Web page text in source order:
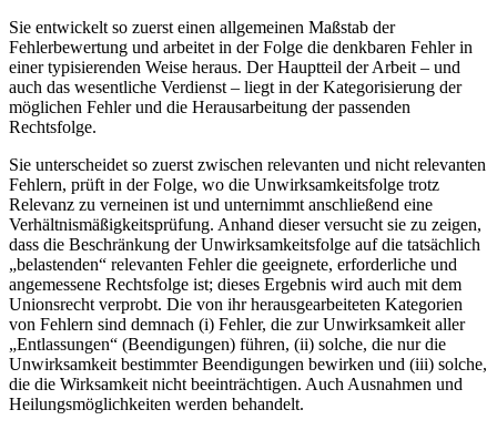
Sie entwickelt so zuerst einen allgemeinen Maßstab der
Fehlerbewertung und arbeitet in der Folge die denkbaren Fehler in
einer typisierenden Weise heraus. Der Hauptteil der Arbeit – und
auch das wesentliche Verdienst – liegt in der Kategorisierung der
möglichen Fehler und die Herausarbeitung der passenden
Rechtsfolge.
Sie unterscheidet so zuerst zwischen relevanten und nicht relevanten
Fehlern, prüft in der Folge, wo die Unwirksamkeitsfolge trotz
Relevanz zu verneinen ist und unternimmt anschließend eine
Verhältnismäßigkeitsprüfung. Anhand dieser versucht sie zu zeigen,
dass die Beschränkung der Unwirksamkeitsfolge auf die tatsächlich
„belastenden“ relevanten Fehler die geeignete, erforderliche und
angemessene Rechtsfolge ist; dieses Ergebnis wird auch mit dem
Unionsrecht verprobt. Die von ihr herausgearbeiteten Kategorien
von Fehlern sind demnach (i) Fehler, die zur Unwirksamkeit aller
„Entlassungen“ (Beendigungen) führen, (ii) solche, die nur die
Unwirksamkeit bestimmter Beendigungen bewirken und (iii) solche,
die die Wirksamkeit nicht beeinträchtigen. Auch Ausnahmen und
Heilungsmöglichkeiten werden behandelt.